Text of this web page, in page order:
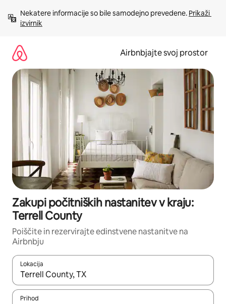
vsebino
Nekatere informacije so bile samodejno prevedene. Prikaži
izvirnik
Airbnbjajte svoj prostor
Zakupi počitniških nastanitev v kraju:
Terrell County
Poiščite in rezervirajte edinstvene nastanitve na
Airbnbju
Lokacija
Ko so rezultati na voljo, krmarite s puščičnima tipkama gor in
Prihod